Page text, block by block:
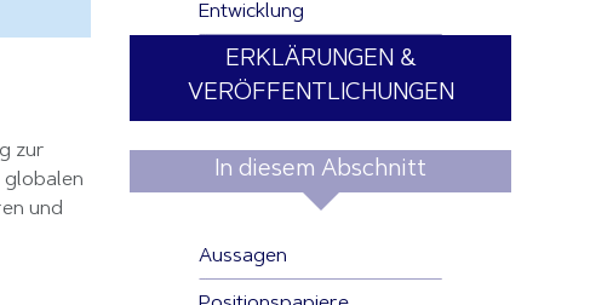
zur
globalen
und
Entwicklung
ERKLÄRUNGEN &
VERÖFFENTLICHUNGEN
In diesem Abschnitt
Aussagen